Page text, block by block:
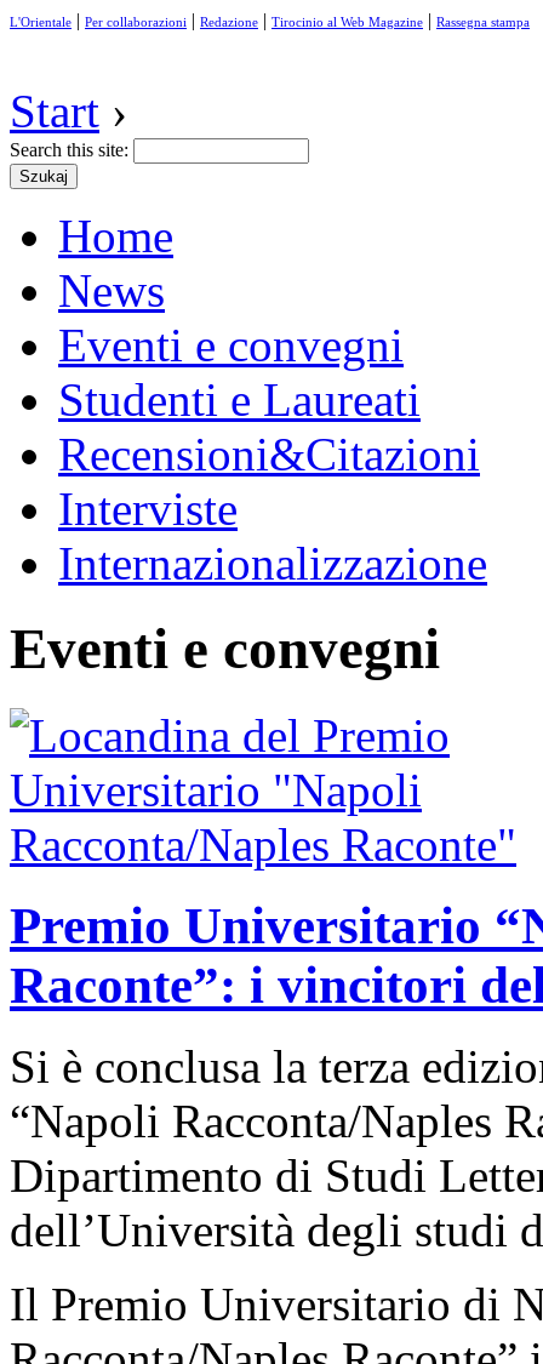
L'Orientale | Per collaborazioni | Redazione | Tirocinio al Web Magazine | Rassegna stampa
Start ›
Search this site:
Home
News
Eventi e convegni
Studenti e Laureati
Recensioni&Citazioni
Interviste
Internazionalizzazione
Eventi e convegni
Premio Universitario
Raconte”: i vincitori
Si è conclusa la terza
“Napoli Racconta/Naples
Dipartimento di Studi
dell’Università degli studi
Il Premio Universitario di